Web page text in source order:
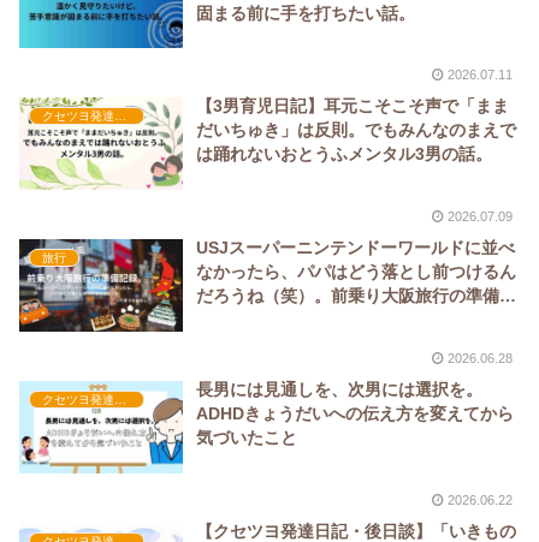
固まる前に手を打ちたい話。
2026.07.11
クセツヨ発達日記
【3男育児日記】耳元こそこそ声で「まま
だいちゅき」は反則。でもみんなのまえで
は踊れないおとうふメンタル3男の話。
2026.07.09
旅行
USJスーパーニンテンドーワールドに並べ
なかったら、パパはどう落とし前つけるん
だろうね（笑）。前乗り大阪旅行の準備記
2026.06.28
長男には見通しを、次男には選択を。
ADHDきょうだいへの伝え方を変えてから
気づいたこと
2026.06.22
【クセツヨ発達日記・後日談】「いきもの